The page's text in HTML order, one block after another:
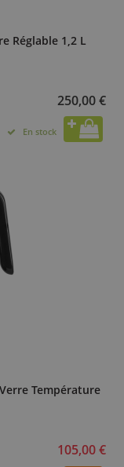
Réglable 1,2 L
250,00 €
En stock
Température
105,00 €